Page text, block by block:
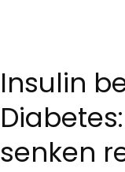
Insulin
senken